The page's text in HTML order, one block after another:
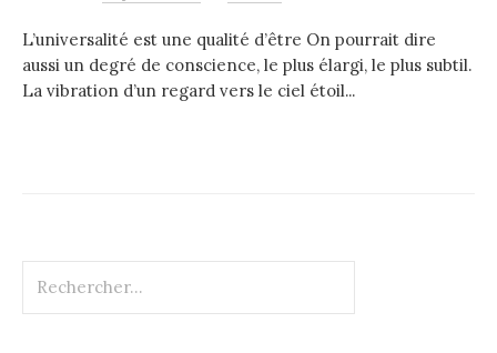
L’universalité est une qualité d’être On pourrait dire
aussi un degré de conscience, le plus élargi, le plus subtil.
La vibration d’un regard vers le ciel étoil...